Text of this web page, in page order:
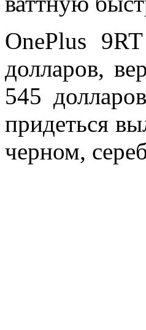
OnePlus
долларов,
545
придеться
черном,